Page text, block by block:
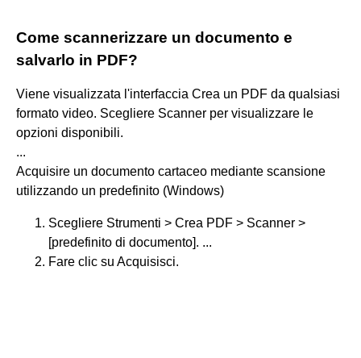
Come scannerizzare un documento e
salvarlo in PDF?
Viene visualizzata l'interfaccia Crea un PDF da qualsiasi
formato video. Scegliere Scanner per visualizzare le
opzioni disponibili.
...
Acquisire un documento cartaceo mediante scansione
utilizzando un predefinito (Windows)
Scegliere Strumenti > Crea PDF > Scanner >
[predefinito di documento]. ...
Fare clic su Acquisisci.